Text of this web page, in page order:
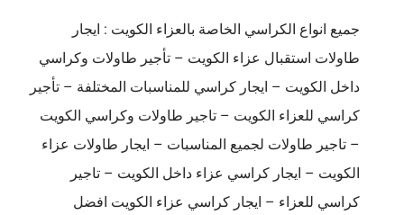
جميع انواع الكراسي الخاصة بالعزاء الكويت : ايجار
طاولات استقبال عزاء الكويت – تأجير طاولات وكراسي
داخل الكويت – ايجار كراسي للمناسبات المختلفة – تأجير
كراسي للعزاء الكويت – تاجير طاولات وكراسي الكويت
– تاجير طاولات لجميع المناسبات – ايجار طاولات عزاء
الكويت – ايجار كراسي عزاء داخل الكويت – تاجير
كراسي للعزاء – ايجار كراسي عزاء الكويت افضل